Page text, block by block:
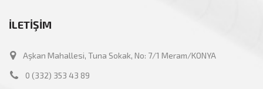
İLETİŞİM
Aşkan Mahallesi, Tuna Sokak, No: 7/1 Meram/KONYA
0 (332) 353 43 89